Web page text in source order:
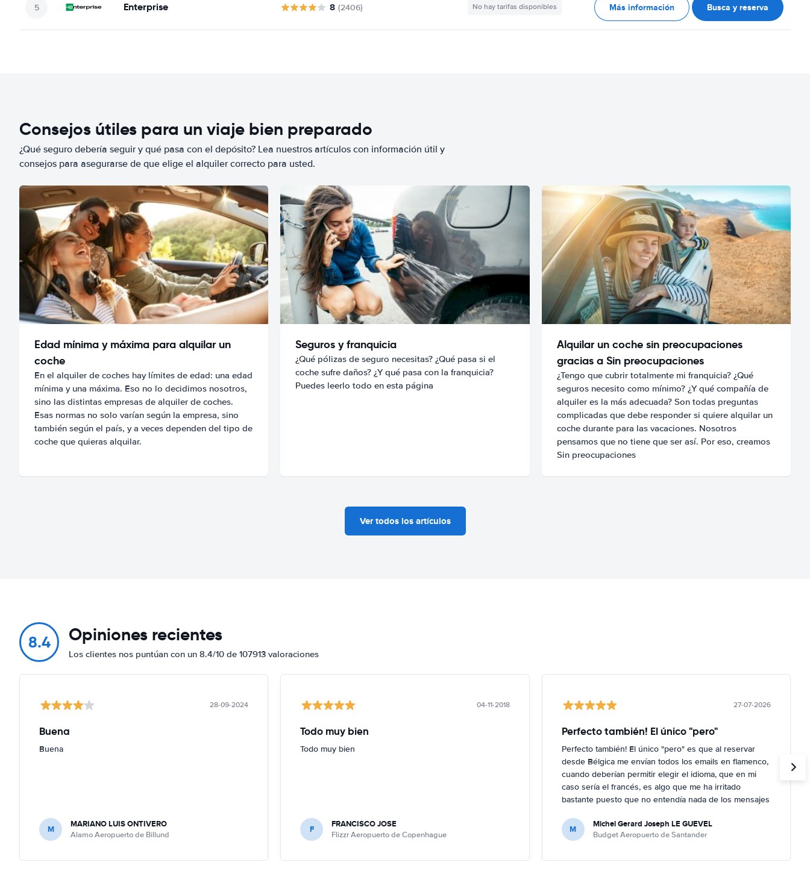
Enterprise 8 (2406) No hay tarifas disponibles Más información Busca y reserva
Consejos útiles para un viaje bien preparado
¿Qué seguro debería seguir y qué pasa con el depósito? Lea nuestros artículos con información útil y
consejos para asegurarse de que elige el alquiler correcto para usted.
Edad mínima y máxima para alquilar un
coche
En el alquiler de coches hay límites de edad: una edad
mínima y una máxima. Eso no lo decidimos nosotros,
sino las distintas empresas de alquiler de coches.
Esas normas no solo varían según la empresa, sino
también según el país, y a veces dependen del tipo de
coche que quieras alquilar.
Seguros y franquicia
¿Qué pólizas de seguro necesitas? ¿Qué pasa si el
coche sufre daños? ¿Y qué pasa con la franquicia?
Puedes leerlo todo en esta página
Alquilar un coche sin preocupaciones
gracias a Sin preocupaciones
¿Tengo que cubrir totalmente mi franquicia? ¿Qué
seguros necesito como mínimo? ¿Y qué compañía de
alquiler es la más adecuada? Son todas preguntas
complicadas que debe responder si quiere alquilar un
coche durante para las vacaciones. Nosotros
pensamos que no tiene que ser así. Por eso, creamos
Sin preocupaciones
Ver todos los artículos
8.4 Opiniones recientes
Los clientes nos puntúan con un 8.4/10 de 107913 valoraciones
28-09-2024
Buena
Buena
M MARIANO LUIS ONTIVERO
Alamo Aeropuerto de Billund
04-11-2018
Todo muy bien
Todo muy bien
F FRANCISCO JOSE
Flizzr Aeropuerto de Copenhague
27-07-2026
Perfecto también! El único "pero"
Perfecto también! El único "pero" es que al reservar
desde Bélgica me envían todos los emails en flamenco,
cuando deberían permitir elegir el idioma, que en mi
caso sería el francés, es algo que me ha irritado
bastante puesto que no entendía nada de los mensajes
haber ningún problema, pero en caso contrario...
M Michel Gerard Joseph LE GUEVEL
Budget Aeropuerto de Santander